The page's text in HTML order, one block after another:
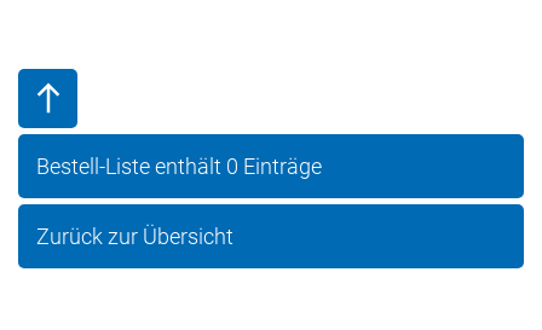
Bestell-Liste enthält 0 Einträge
Zurück zur Übersicht